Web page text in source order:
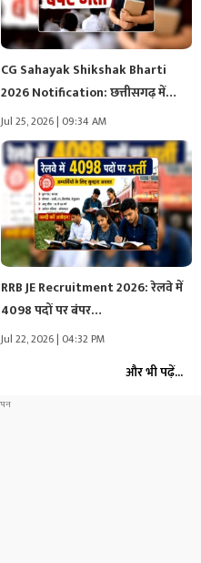
CG Sahayak Shikshak Bharti
2026 Notification: छत्तीसगढ़ में
सहायक शिक्षक…
Jul 25, 2026 | 09:34 AM
RRB JE Recruitment 2026: रेलवे में
4098 पदों पर बंपर…
Jul 22, 2026 | 04:32 PM
और भी पढ़ें...